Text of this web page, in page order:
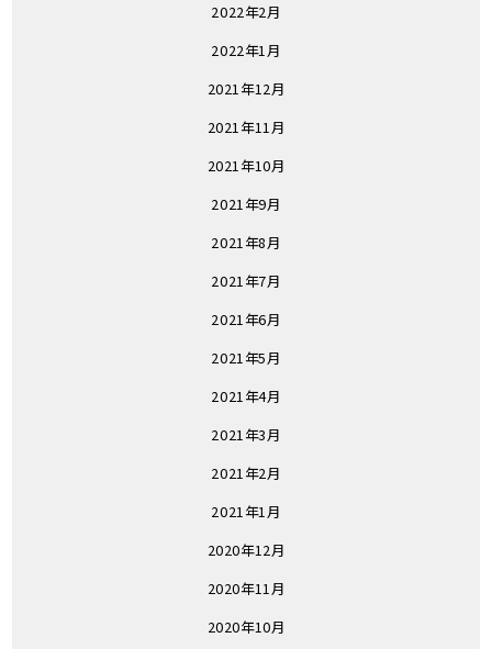
2022年2月
2022年1月
2021年12月
2021年11月
2021年10月
2021年9月
2021年8月
2021年7月
2021年6月
2021年5月
2021年4月
2021年3月
2021年2月
2021年1月
2020年12月
2020年11月
2020年10月